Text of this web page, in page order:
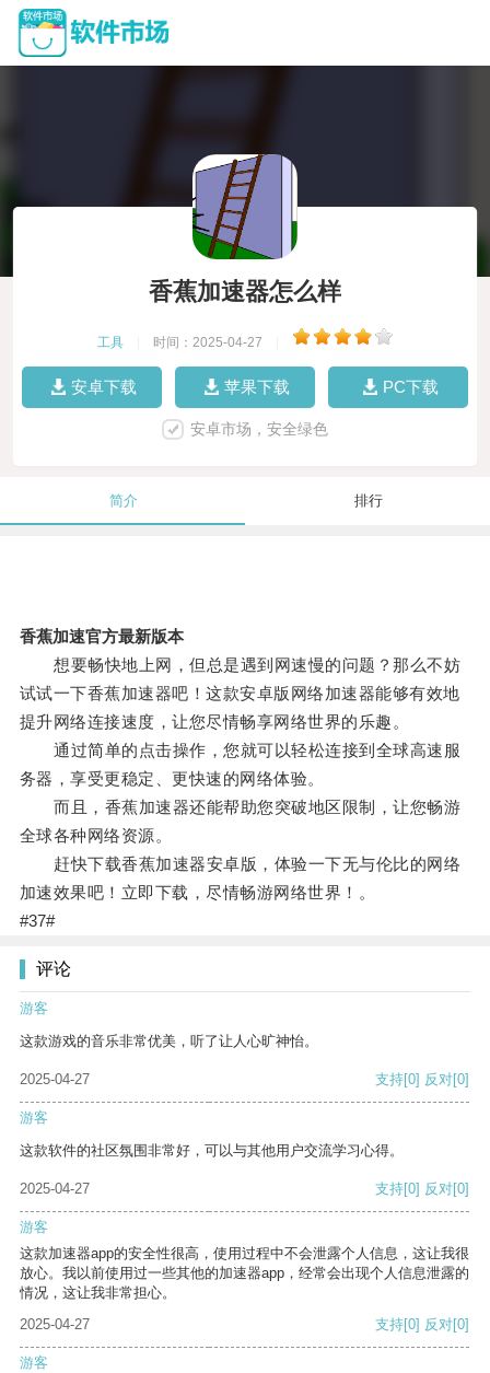
香蕉加速器怎么样
工具 时间：2025-04-27
安卓下载 苹果下载 PC下载
安卓市场，安全绿色
简介 排行
香蕉加速官方最新版本
想要畅快地上网，但总是遇到网速慢的问题？那么不妨
试试一下香蕉加速器吧！这款安卓版网络加速器能够有效地
提升网络连接速度，让您尽情畅享网络世界的乐趣。
通过简单的点击操作，您就可以轻松连接到全球高速服
务器，享受更稳定、更快速的网络体验。
而且，香蕉加速器还能帮助您突破地区限制，让您畅游
全球各种网络资源。
赶快下载香蕉加速器安卓版，体验一下无与伦比的网络
加速效果吧！立即下载，尽情畅游网络世界！。
#37#
评论
游客
这款游戏的音乐非常优美，听了让人心旷神怡。
2025-04-27 支持[0] 反对[0]
游客
这款软件的社区氛围非常好，可以与其他用户交流学习心得。
2025-04-27 支持[0] 反对[0]
游客
这款加速器app的安全性很高，使用过程中不会泄露个人信息，这让我很
放心。我以前使用过一些其他的加速器app，经常会出现个人信息泄露的
情况，这让我非常担心。
2025-04-27
支持[0] 反对[0]
游客